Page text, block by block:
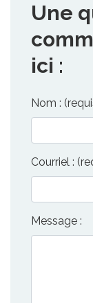
Une
ici :
Nom :
Courriel :
Message :